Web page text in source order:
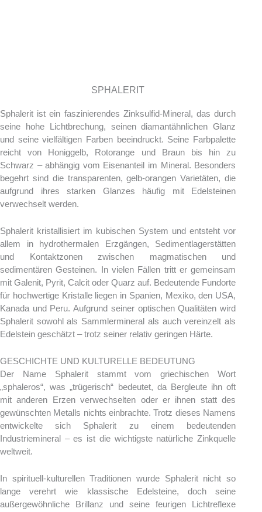
SPHALERIT
Sphalerit ist ein faszinierendes Zinksulfid-Mineral, das durch
seine hohe Lichtbrechung, seinen diamantähnlichen Glanz
und seine vielfältigen Farben beeindruckt. Seine Farbpalette
reicht von Honiggelb, Rotorange und Braun bis hin zu
Schwarz – abhängig vom Eisenanteil im Mineral. Besonders
begehrt sind die transparenten, gelb-orangen Varietäten, die
aufgrund ihres starken Glanzes häufig mit Edelsteinen
verwechselt werden.
Sphalerit kristallisiert im kubischen System und entsteht vor
allem in hydrothermalen Erzgängen, Sedimentlagerstätten
und Kontaktzonen zwischen magmatischen und
sedimentären Gesteinen. In vielen Fällen tritt er gemeinsam
mit Galenit, Pyrit, Calcit oder Quarz auf. Bedeutende Fundorte
für hochwertige Kristalle liegen in Spanien, Mexiko, den USA,
Kanada und Peru. Aufgrund seiner optischen Qualitäten wird
Sphalerit sowohl als Sammlermineral als auch vereinzelt als
Edelstein geschätzt – trotz seiner relativ geringen Härte.
GESCHICHTE UND KULTURELLE BEDEUTUNG
Der Name Sphalerit stammt vom griechischen Wort
„sphaleros“, was „trügerisch“ bedeutet, da Bergleute ihn oft
mit anderen Erzen verwechselten oder er ihnen statt des
gewünschten Metalls nichts einbrachte. Trotz dieses Namens
entwickelte sich Sphalerit zu einem bedeutenden
Industriemineral – es ist die wichtigste natürliche Zinkquelle
weltweit.
In spirituell-kulturellen Traditionen wurde Sphalerit nicht so
lange verehrt wie klassische Edelsteine, doch seine
außergewöhnliche Brillanz und seine feurigen Lichtreflexe